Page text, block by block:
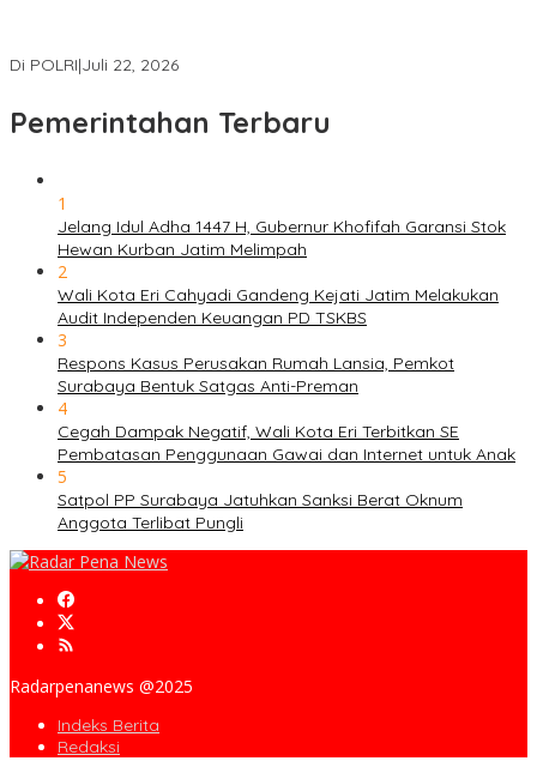
Di POLRI|Juli 22, 2026
Pemerintahan Terbaru
1
Jelang Idul Adha 1447 H, Gubernur Khofifah Garansi Stok
Hewan Kurban Jatim Melimpah
2
Wali Kota Eri Cahyadi Gandeng Kejati Jatim Melakukan
Audit Independen Keuangan PD TSKBS
3
Respons Kasus Perusakan Rumah Lansia, Pemkot
Surabaya Bentuk Satgas Anti-Preman
4
Cegah Dampak Negatif, Wali Kota Eri Terbitkan SE
Pembatasan Penggunaan Gawai dan Internet untuk Anak
5
Satpol PP Surabaya Jatuhkan Sanksi Berat Oknum
Anggota Terlibat Pungli
Radarpenanews @2025
Indeks Berita
Redaksi